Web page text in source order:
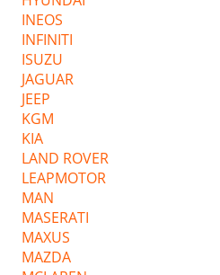
INEOS
INFINITI
ISUZU
JAGUAR
JEEP
KGM
KIA
LAND ROVER
LEAPMOTOR
MAN
MASERATI
MAXUS
MAZDA